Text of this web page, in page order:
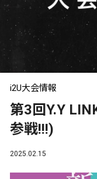
i2U大会情報
第3回Y.Y
参戦!!!)
2025.02.15